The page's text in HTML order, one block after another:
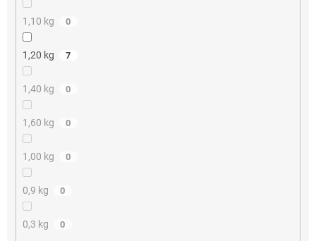
1,10 kg 0
1,20 kg 7
1,40 kg 0
1,60 kg 0
1,00 kg 0
0,9 kg 0
0,3 kg 0